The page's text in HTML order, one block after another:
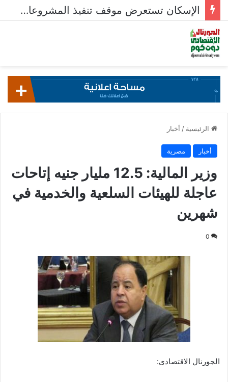
الإسكان تستعرض موقف تنفيذ المشروعات السكنية في 5 مدن جديدة
الرئيسية / أخبار
أخبار مصرية
وزير المالية: 12.5 مليار جنيه إتاحات
عاجلة للهيئات السلعية والخدمية في
شهرين
0
الجورنال الاقتصادى: